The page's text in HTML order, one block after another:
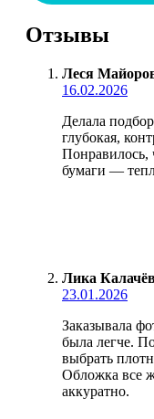
Отзывы
Леся
16.02.2026
Делала
глубокая,
Понравилось,
бумаги —
Лика
23.01.2026
Заказывала
была легче.
выбрать
Обложка все
аккуратно.